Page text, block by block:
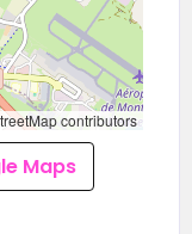
contributors
Maps